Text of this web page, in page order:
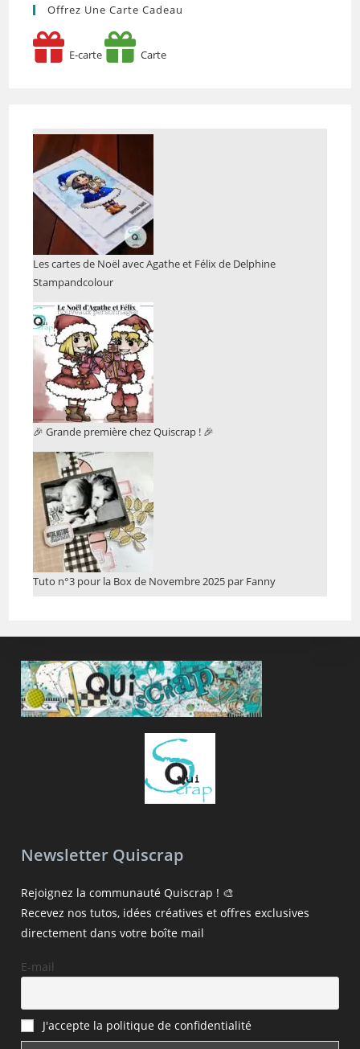
Offrez Une Carte Cadeau
E-carte Carte
Les cartes de Noël avec Agathe et Félix de Delphine
Stampandcolour
🎉 Grande première chez Quiscrap ! 🎉
Tuto n°3 pour la Box de Novembre 2025 par Fanny
Newsletter Quiscrap
Rejoignez la communauté Quiscrap ! 🎨
Recevez nos tutos, idées créatives et offres exclusives
directement dans votre boîte mail
E-mail
J'accepte la politique de confidentialité